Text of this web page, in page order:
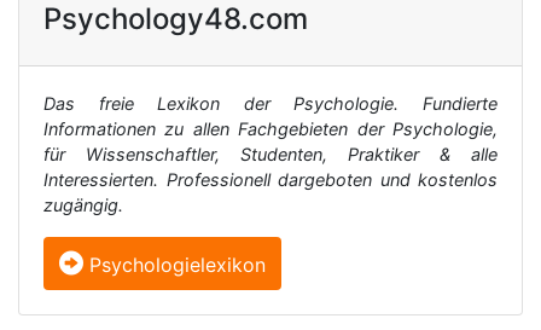
Psychology48.com
Das freie Lexikon der Psychologie. Fundierte
Informationen zu allen Fachgebieten der Psychologie,
für Wissenschaftler, Studenten, Praktiker & alle
Interessierten. Professionell dargeboten und kostenlos
zugängig.
Psychologielexikon